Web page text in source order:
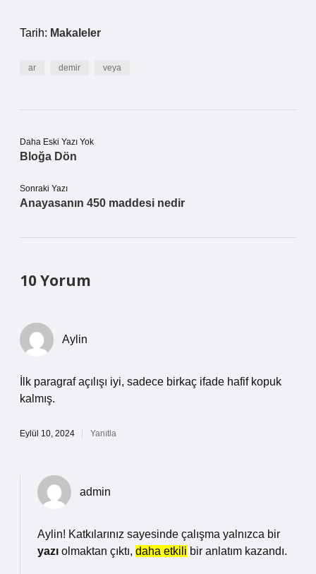
Tarih: Makaleler
ar demir veya
Daha Eski Yazı Yok
Bloğa Dön
Sonraki Yazı
Anayasanın 450 maddesi nedir
10 Yorum
Aylin
İlk paragraf açılışı iyi, sadece birkaç ifade hafif kopuk
kalmış.
Eylül 10, 2024 Yanıtla
admin
Aylin! Katkılarınız sayesinde çalışma yalnızca bir
yazı olmaktan çıktı, daha etkili bir anlatım kazandı.